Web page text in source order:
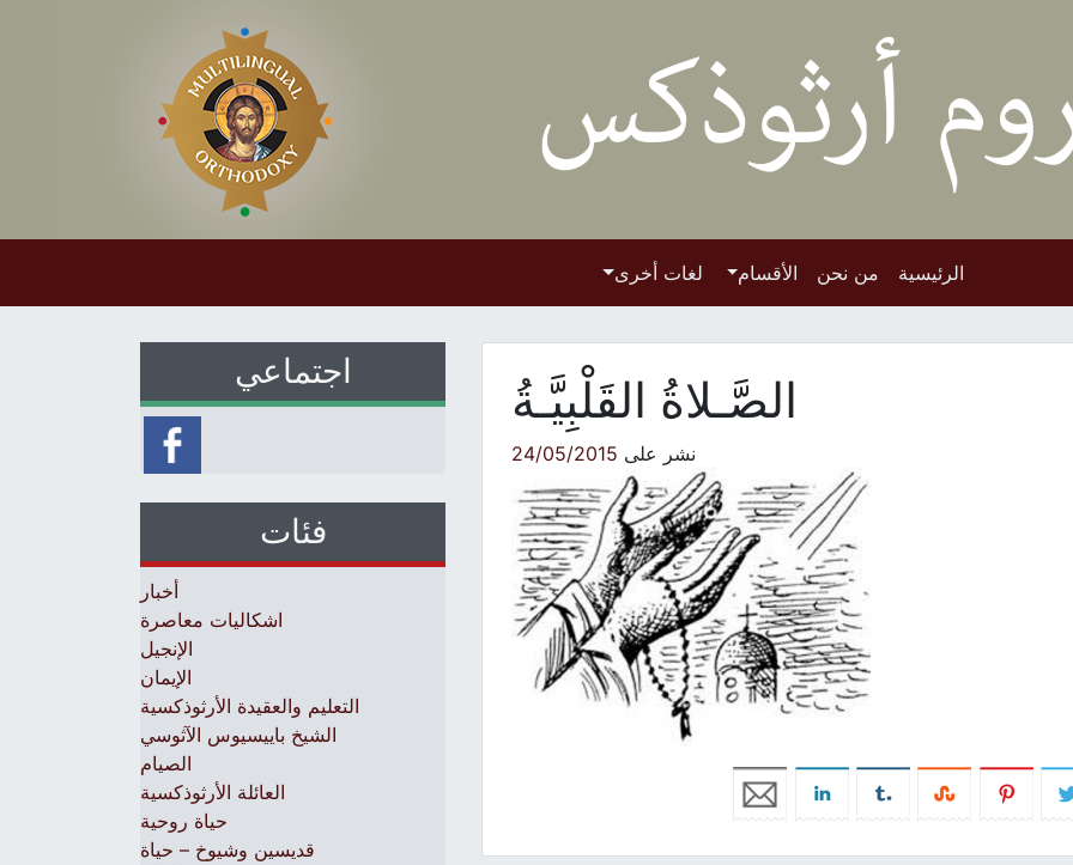
الرئيسية من نحن الأقسام لغات أخرى
الصَّـلاةُ القَلْبِيَّـةُ
نشر على 24/05/2015
اجتماعي
فئات
أخبار
اشكاليات معاصرة
الإنجيل
الإيمان
التعليم والعقيدة الأرثوذكسية
الشيخ باييسيوس الآثوسي
الصيام
العائلة الأرثوذكسية
حياة روحية
قديسين وشيوخ – حياة